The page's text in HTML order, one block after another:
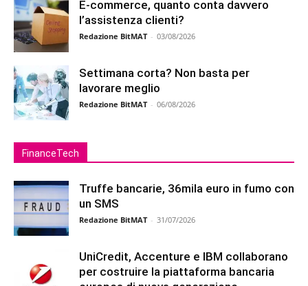
E-commerce, quanto conta davvero
l’assistenza clienti?
Redazione BitMAT - 03/08/2026
Settimana corta? Non basta per
lavorare meglio
Redazione BitMAT - 06/08/2026
FinanceTech
Truffe bancarie, 36mila euro in fumo con
un SMS
Redazione BitMAT - 31/07/2026
UniCredit, Accenture e IBM collaborano
per costruire la piattaforma bancaria